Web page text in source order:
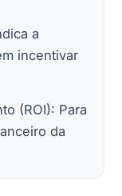
a
incentivar
(ROI): Para
da